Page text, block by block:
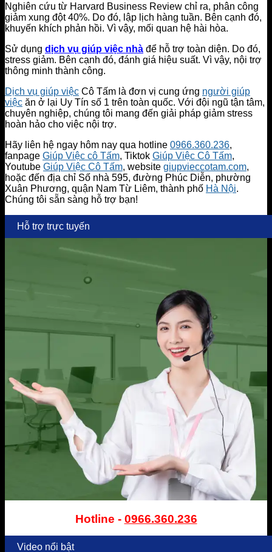
Nghiên cứu từ Harvard Business Review chỉ ra, phân công
giảm xung đột 40%. Do đó, lập lịch hàng tuần. Bên cạnh đó,
khuyến khích phản hồi. Vì vậy, mối quan hệ hài hòa.
Sử dụng dịch vụ giúp việc nhà để hỗ trợ toàn diện. Do đó,
stress giảm. Bên cạnh đó, đánh giá hiệu suất. Vì vậy, nội trợ
thông minh thành công.
Dịch vụ giúp việc Cô Tấm là đơn vị cung ứng người giúp
việc ăn ở lại Uy Tín số 1 trên toàn quốc. Với đội ngũ tận tâm,
chuyên nghiệp, chúng tôi mang đến giải pháp giảm stress
hoàn hảo cho việc nội trợ.
Hãy liên hệ ngay hôm nay qua hotline 0966.360.236,
fanpage Giúp Việc cô Tấm, Tiktok Giúp Việc Cô Tấm,
Youtube Giúp Việc Cô Tấm, website giupvieccotam.com,
hoặc đến địa chỉ Số nhà 595, đường Phúc Diễn, phường
Xuân Phương, quận Nam Từ Liêm, thành phố Hà Nội.
Chúng tôi sẵn sàng hỗ trợ bạn!
Hỗ trợ trực tuyến
Hotline - 0966.360.236
Video nổi bật